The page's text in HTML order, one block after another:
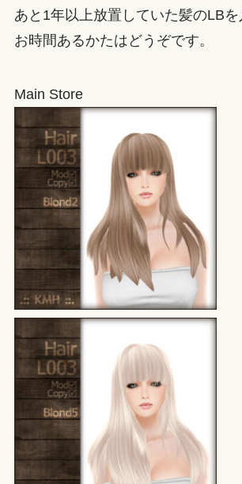
あと1年以上放置していた髪のLBを
お時間あるかたはどうぞです。
Main Store